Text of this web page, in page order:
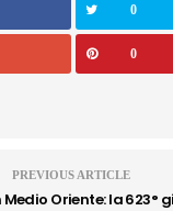
0
0
PREVIOUS ARTICLE
Medio Oriente: la 623°